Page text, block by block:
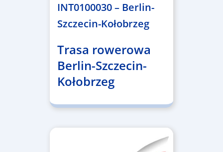
INT0100030 – Berlin-
Szczecin-Kołobrzeg
Trasa rowerowa
Berlin-Szczecin-
Kołobrzeg